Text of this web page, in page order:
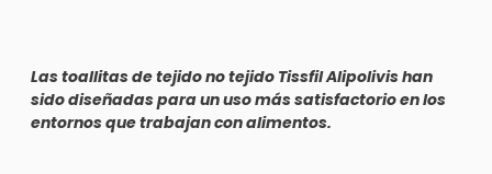
Las toallitas de tejido no tejido TissfilAlipolivishan
sido diseñadas para un uso más satisfactorio en los
entornos que trabajan con alimentos.